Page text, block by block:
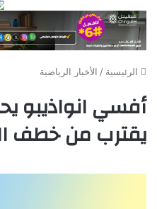
الرئيسية / الأخبار الرياضية
أفسي انواذيبو
يقترب من خطف